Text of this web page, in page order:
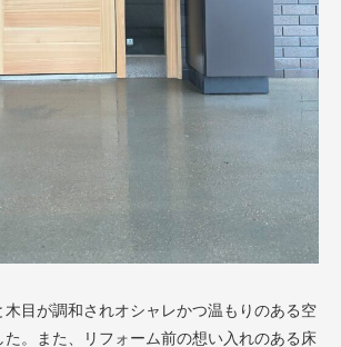
目が調和されオシャレかつ温もりのある空
た。また、リフォーム前の想い入れのある床